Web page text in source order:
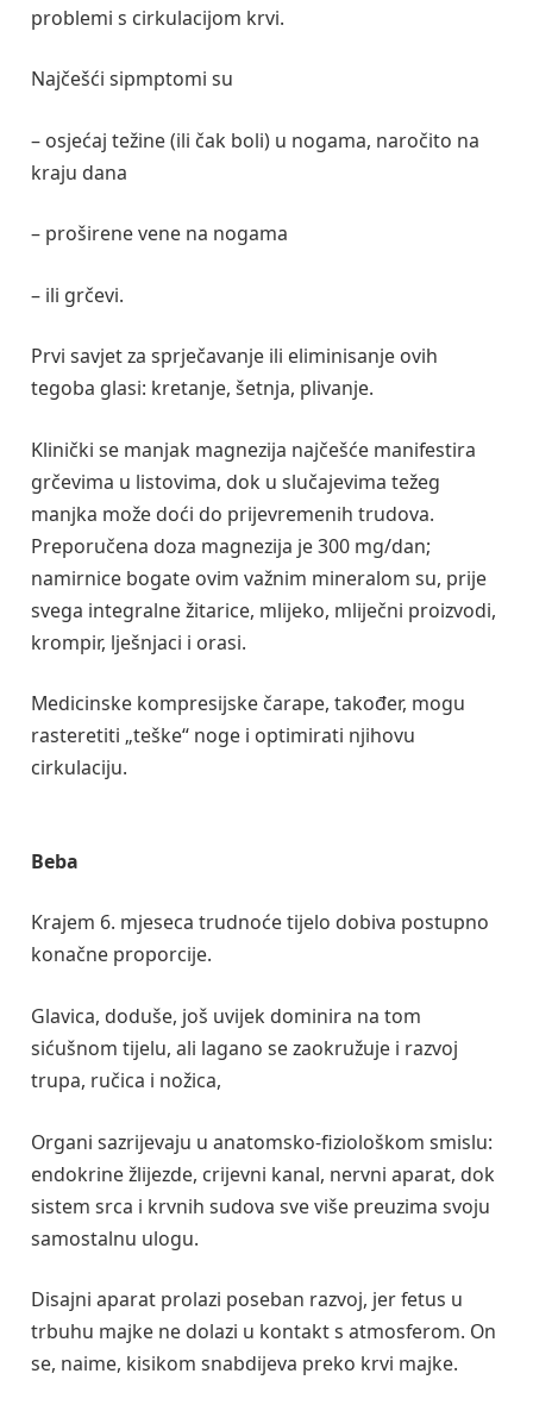
problemi s cirkulacijom krvi.
Najčešći sipmptomi su
– osjećaj težine (ili čak boli) u nogama, naročito na
kraju dana
– proširene vene na nogama
– ili grčevi.
Prvi savjet za sprječavanje ili eliminisanje ovih
tegoba glasi: kretanje, šetnja, plivanje.
Klinički se manjak magnezija najčešće manifestira
grčevima u listovima, dok u slučajevima težeg
manjka može doći do prijevremenih trudova.
Preporučena doza magnezija je 300 mg/dan;
namirnice bogate ovim važnim mineralom su, prije
svega integralne žitarice, mlijeko, mliječni proizvodi,
krompir, lješnjaci i orasi.
Medicinske kompresijske čarape, također, mogu
rasteretiti „teške“ noge i optimirati njihovu
cirkulaciju.
Beba
Krajem 6. mjeseca trudnoće tijelo dobiva postupno
konačne proporcije.
Glavica, doduše, još uvijek dominira na tom
sićušnom tijelu, ali lagano se zaokružuje i razvoj
trupa, ručica i nožica,
Organi sazrijevaju u anatomsko-fiziološkom smislu:
endokrine žlijezde, crijevni kanal, nervni aparat, dok
sistem srca i krvnih sudova sve više preuzima svoju
samostalnu ulogu.
Disajni aparat prolazi poseban razvoj, jer fetus u
trbuhu majke ne dolazi u kontakt s atmosferom. On
se, naime, kisikom snabdijeva preko krvi majke.